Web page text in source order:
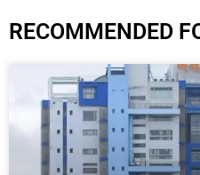
RECOMMENDED